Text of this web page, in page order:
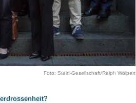
Foto: Stein-Gesellschaft/Ralph Wölpert